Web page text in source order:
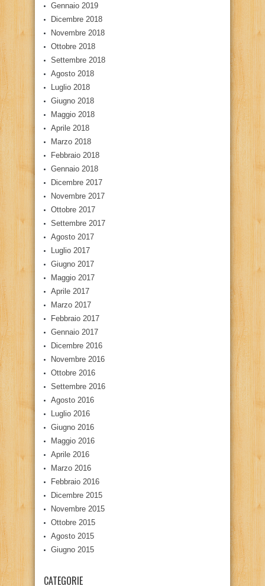
Gennaio 2019
Dicembre 2018
Novembre 2018
Ottobre 2018
Settembre 2018
Agosto 2018
Luglio 2018
Giugno 2018
Maggio 2018
Aprile 2018
Marzo 2018
Febbraio 2018
Gennaio 2018
Dicembre 2017
Novembre 2017
Ottobre 2017
Settembre 2017
Agosto 2017
Luglio 2017
Giugno 2017
Maggio 2017
Aprile 2017
Marzo 2017
Febbraio 2017
Gennaio 2017
Dicembre 2016
Novembre 2016
Ottobre 2016
Settembre 2016
Agosto 2016
Luglio 2016
Giugno 2016
Maggio 2016
Aprile 2016
Marzo 2016
Febbraio 2016
Dicembre 2015
Novembre 2015
Ottobre 2015
Agosto 2015
Giugno 2015
CATEGORIE